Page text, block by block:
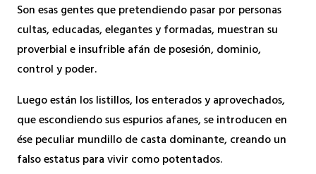
Son esas gentes que pretendiendo pasar por personas
cultas, educadas, elegantes y formadas, muestran su
proverbial e insufrible afán de posesión, dominio,
control y poder.
Luego están los listillos, los enterados y aprovechados,
que escondiendo sus espurios afanes, se introducen en
ése peculiar mundillo de casta dominante, creando un
falso estatus para vivir como potentados.